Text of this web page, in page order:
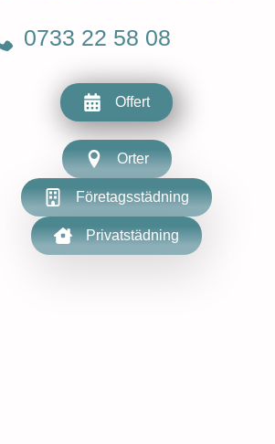
0733 22 58 08
Offert
Orter
Företagsstädning
Privatstädning